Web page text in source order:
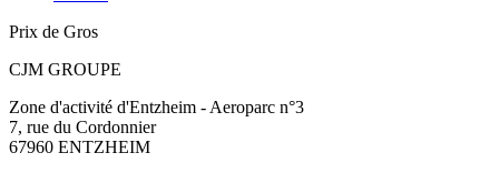
Prix de Gros
CJM GROUPE
Zone d'activité d'Entzheim - Aeroparc n°3
7, rue du Cordonnier
67960 ENTZHEIM